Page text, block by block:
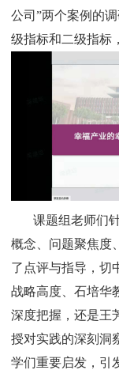
公司”两个案例的
级指标和二级指标
课题组老师们
概念、问题聚焦度
了点评与指导，切
战略高度、石培华
深度把握，还是王
授对实践的深刻洞
学们重要启发，引